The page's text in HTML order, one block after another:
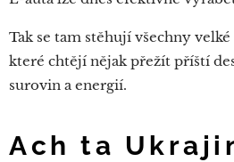
Tak se tam stěhují všechny
které chtějí nějak přežít příští
surovin a energií.
Ach ta